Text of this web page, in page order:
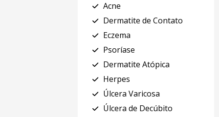
Acne
Dermatite de Contato
Eczema
Psoríase
Dermatite Atópica
Herpes
Úlcera Varicosa
Úlcera de Decúbito